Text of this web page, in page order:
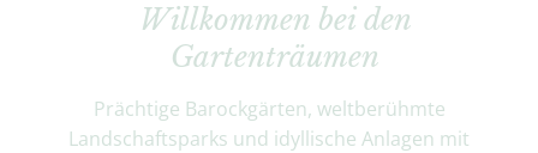
Willkommen bei den
Gartenträumen
Prächtige Barockgärten, weltberühmte
Landschaftsparks und idyllische Anlagen mit